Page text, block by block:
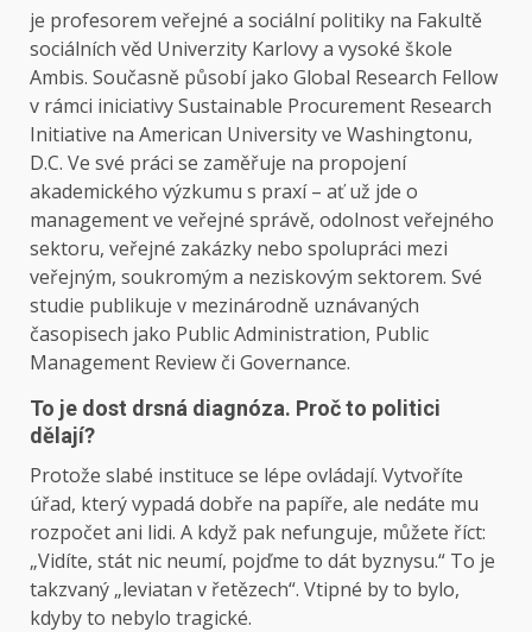
je profesorem veřejné a sociální politiky na Fakultě
sociálních věd Univerzity Karlovy a vysoké škole
Ambis. Současně působí jako Global Research Fellow
v rámci iniciativy Sustainable Procurement Research
Initiative na American University ve Washingtonu,
D.C. Ve své práci se zaměřuje na propojení
akademického výzkumu s praxí – ať už jde o
management ve veřejné správě, odolnost veřejného
sektoru, veřejné zakázky nebo spolupráci mezi
veřejným, soukromým a neziskovým sektorem. Své
studie publikuje v mezinárodně uznávaných
časopisech jako Public Administration, Public
Management Review či Governance.
To je dost drsná diagnóza. Proč to politici
dělají?
Protože slabé instituce se lépe ovládají. Vytvoříte
úřad, který vypadá dobře na papíře, ale nedáte mu
rozpočet ani lidi. A když pak nefunguje, můžete říct:
„Vidíte, stát nic neumí, pojďme to dát byznysu.“ To je
takzvaný „leviatan v řetězech“. Vtipné by to bylo,
kdyby to nebylo tragické.